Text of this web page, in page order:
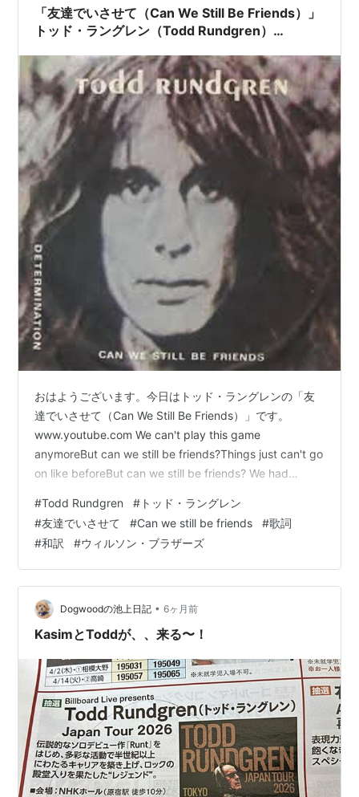
謝。ツアーの情報やセトリ予想も含めて全てSunHeroさ
ん…
「友達でいさせて（Can We Still Be Friends）」
トッド・ラングレン（Todd Rundgren）
おはようございます。今日はトッド・ラングレンの「友
達でいさせて（Can We Still Be Friends）」です。
www.youtube.com We can't play this game
anymoreBut can we still be friends?Things just can't go
on like beforeBut can we still be friends? We had
turnGrains of sand, one by oneBefore you kno…
#Todd Rundgren # トッド・ラングレン
#友達でいさせて #Can we still be friends #歌詞
#和訳 #ウィルソン・ブラザーズ
Dogwoodの池上日記 • 6ヶ月前
KasimとToddが、、来る〜！